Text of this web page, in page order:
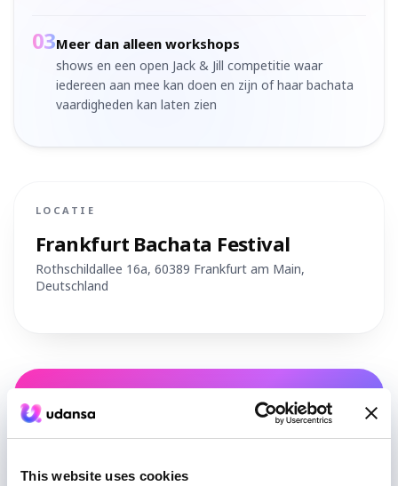
This website uses cookies
03Meer dan alleen workshops
shows en een open Jack & Jill competitie waar
iedereen aan mee kan doen en zijn of haar bachata
vaardigheden kan laten zien
LOCATIE
Frankfurt Bachata Festival
Rothschildallee 16a, 60389 Frankfurt am Main,
Deutschland
Nog geen danspartner?
We helpen je iemand op jouw niveau te vinden.